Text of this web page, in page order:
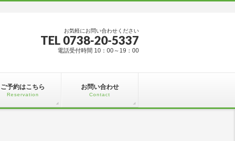
お気軽にお問い合わせください
TEL 0738-20-5337
電話受付時間 10：00～19：00
ご予約はこちら
Reservation
お問い合わせ
Contact